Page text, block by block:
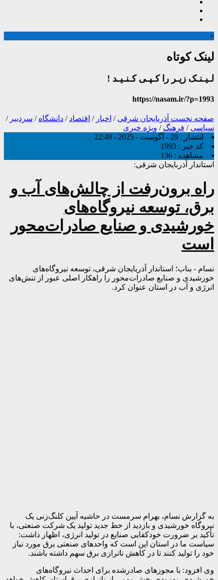
×
لینک کوتاه
لـیـنـک زیـر را کـپـی کـنـیـد !
https://nasam.ir/?p=1993
صفحه نخست آذربایجان شرقی / اخبار / اقتصاد / دانشگاه / سردبیر /
سیاسی / فرهنگ / ویژه خبری
انتشار : 29 - آگوست - 2025 - 22:49
کد خبر : 1993
مشاهده : 136
استاندار آذربایجان شرقی:
راه برون‌رفت از چالش‌های آب و
برق، توسعه نیروگاه‌های
خورشیدی و صنایع صادرات‌محور
است
نسام - بناب؛ استاندار آذربایجان شرقی، توسعه نیروگاه‌های
خورشیدی و صنایع صادرات‌محور را راهکار اصلی عبور از تنش‌های
انرژی و آب در استان عنوان کرد.
به گزارش نسام، بهرام سرمست در حاشیه آیین کلنگ‌زنی یک
نیروگاه خورشیدی و بازدید از خط جدید تولید یک شرکت صنعتی، با
تأکید بر ضرورت خودکفایی صنایع در تولید انرژی، اظهار داشت:
سیاست ما در استان این است که واحدهای صنعتی برق مورد نیاز
خود را تولید کنند تا در کاهش ناترازی برق سهم داشته باشند.
وی افزود: با مجوزهای صادرشده برای احداث نیروگاه‌های